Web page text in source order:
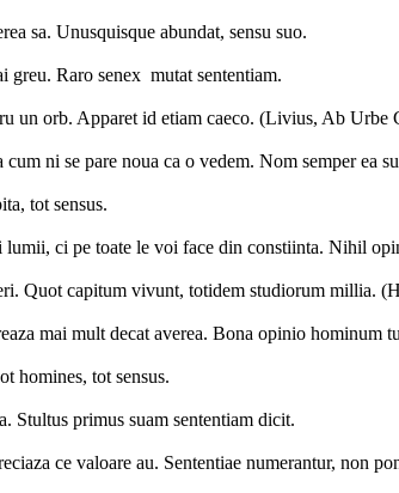
sa. Unusquisque abundat, sensu suo.
greu. Raro senex mutat sententiam.
un orb. Apparet id etiam caeco. (Livius, Ab Urbe
cum ni se pare noua ca o vedem. Nom semper
tot sensus.
ci pe toate le voi face din constiinta. Nihil
Quot capitum vivunt, totidem studiorum millia.
mai mult decat averea. Bona opinio hominum
homines, tot sensus.
Stultus primus suam sententiam dicit.
ce valoare au. Sententiae numerantur, non